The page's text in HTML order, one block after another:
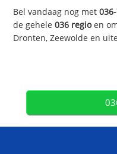
Bel vandaag nog met
de gehele036 regioen
Dronten, Zeewolde en